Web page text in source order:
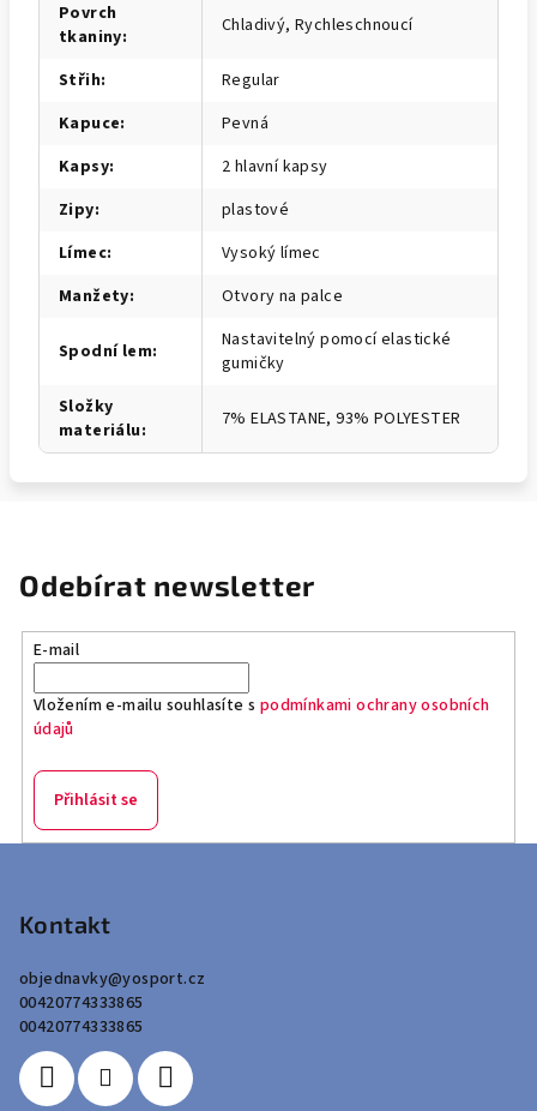
Povrch
tkaniny: Chladivý, Rychleschnoucí
Střih:
Regular
Kapuce:
Pevná
Kapsy:
2 hlavní kapsy
Zipy:
plastové
Límec:
Vysoký límec
Manžety: Otvory na palce
Spodní lem:
Nastavitelný pomocí elastické
gumičky
Složky
materiálu: 7% ELASTANE, 93% POLYESTER
Odebírat newsletter
E-mail
Vložením e-mailu souhlasíte s podmínkami ochrany osobních
údajů
Přihlásit se
Kontakt
objednavky@yosport.cz
00420774333865
00420774333865